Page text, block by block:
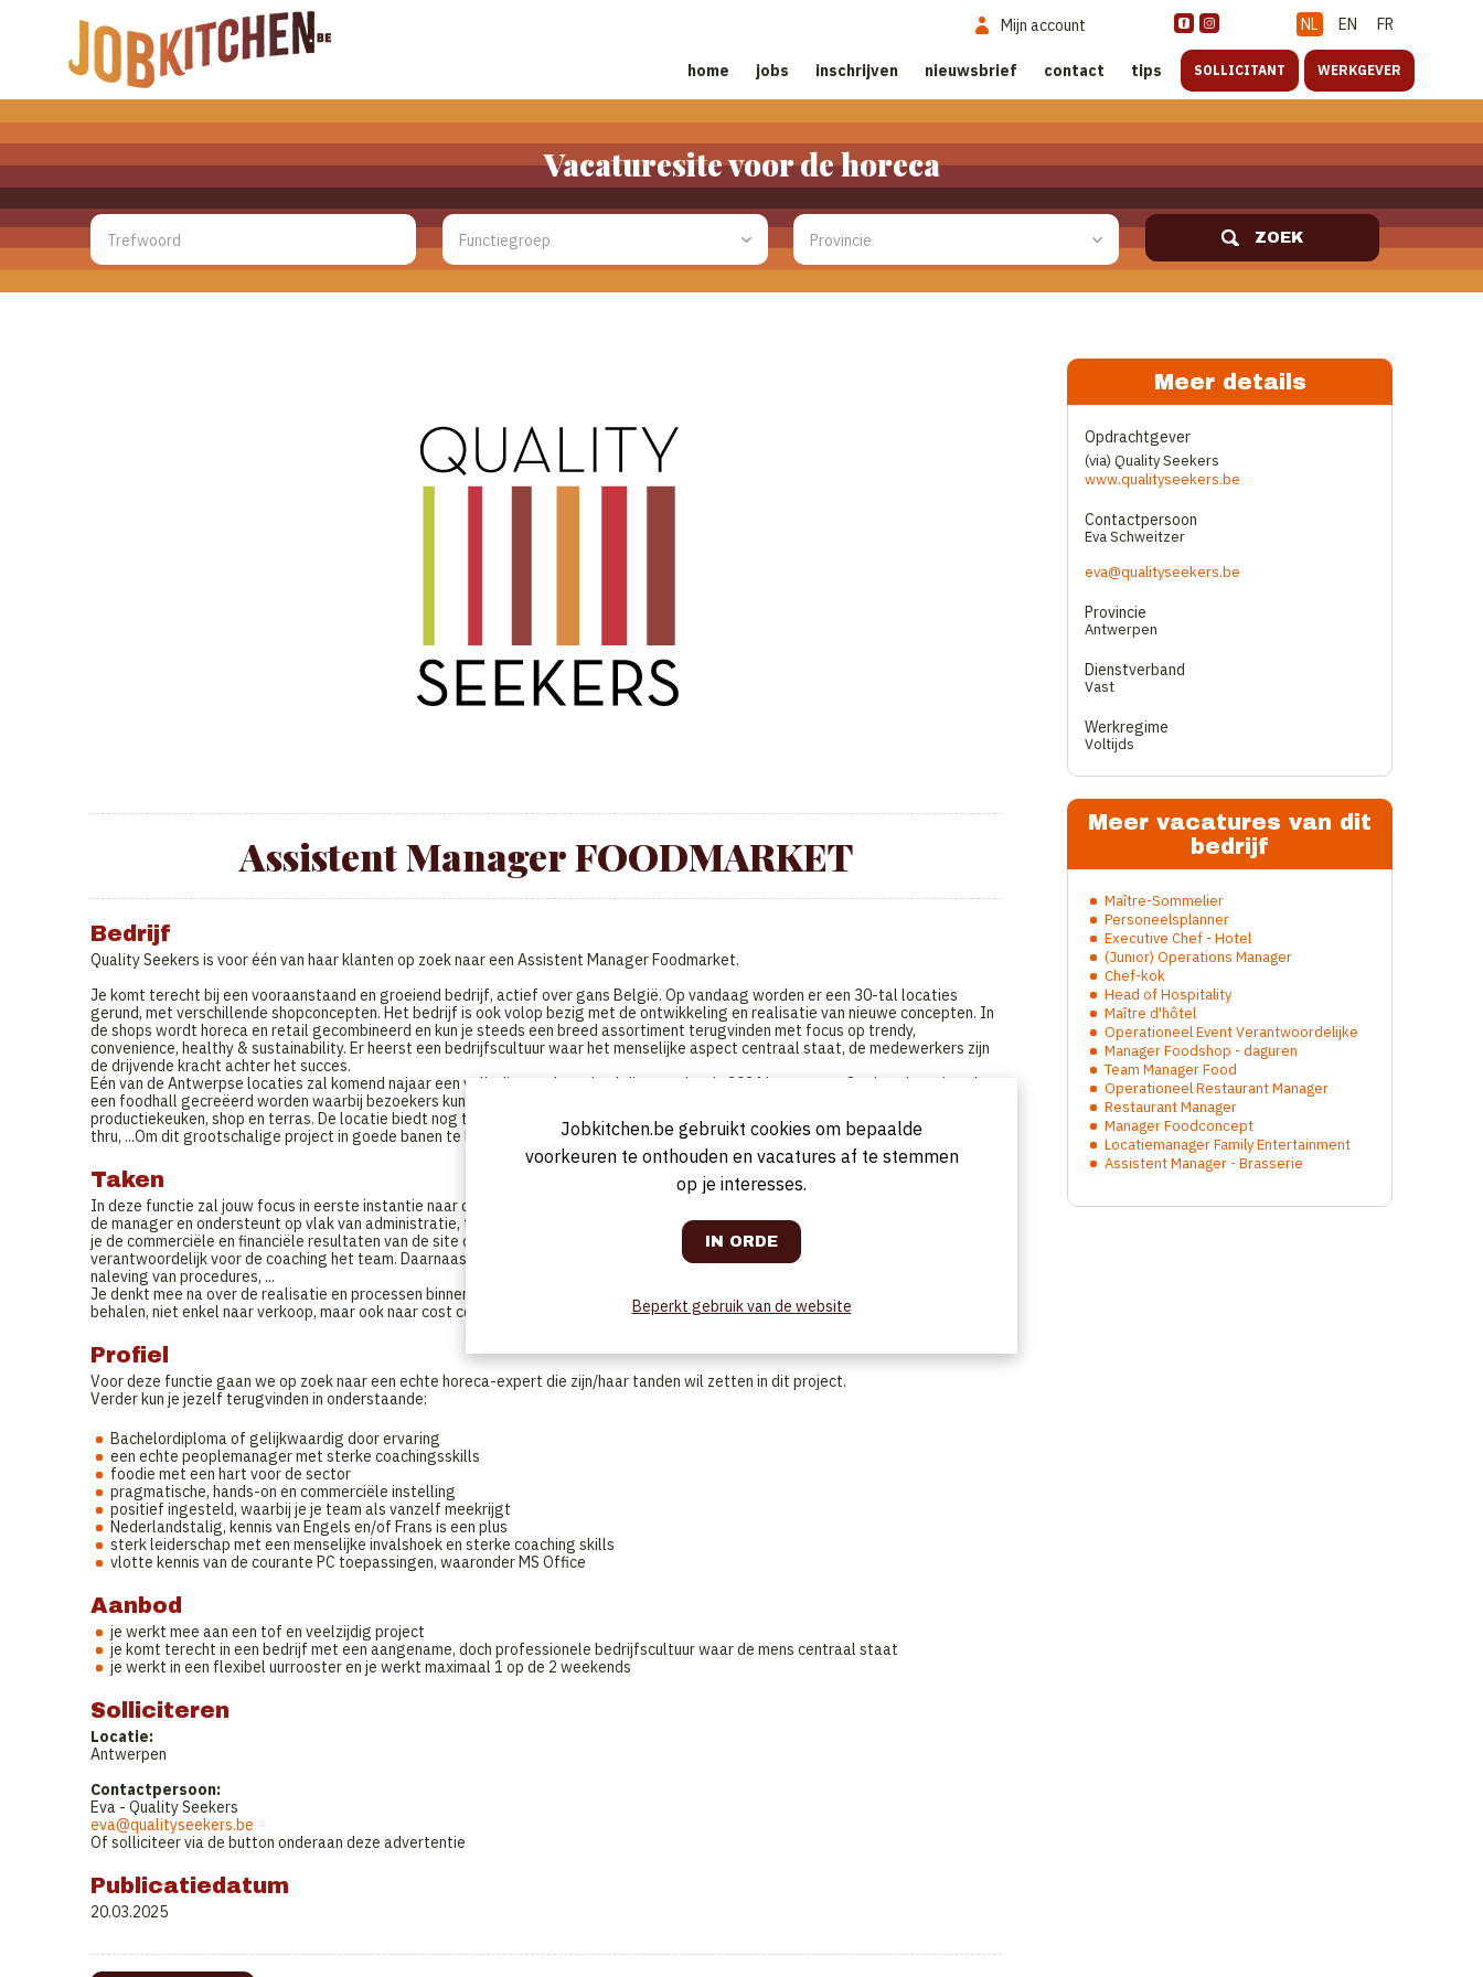
NL EN FR
Mijn account
home jobs inschrijven nieuwsbrief contact tips SOLLICITANT WERKGEVER
Vacaturesite voor de horeca
ZOEK
Assistent Manager FOODMARKET
Bedrijf
Quality Seekers is voor één van haar klanten op zoek naar een Assistent Manager Foodmarket.
Je komt terecht bij een vooraanstaand en groeiend bedrijf, actief over gans België. Op vandaag worden er een 30-tal locaties
gerund, met verschillende shopconcepten. Het bedrijf is ook volop bezig met de ontwikkeling en realisatie van nieuwe concepten. In
de shops wordt horeca en retail gecombineerd en kun je steeds een breed assortiment terugvinden met focus op trendy,
convenience, healthy & sustainability. Er heerst een bedrijfscultuur waar het menselijke aspect centraal staat, de medewerkers zijn
de drijvende kracht achter het succes.
Eén van de Antwerpse locaties zal komend najaar een volledige verbouwing krijgen en begin 2024 heropenen. Op deze locatie zal
een foodhall gecreëerd worden waarbij bezoekers kunnen kiezen tussen verschillende foodconcepten. Gekoppeld hieraan een
productiekeuken, shop en terras. De locatie biedt nog tal van mogelijkheden zoals het opzetten van delivery, eventueel een drive-
thru, ...Om dit grootschalige project in goede banen te leiden, gaan wij op naar een Assistent Manager.
Taken
In deze functie zal jouw focus in eerste instantie naar de operationele aansturing van het project gaan. Je bent de rechterhand van
de manager en ondersteunt op vlak van administratie, toezicht op leveringen en de dagelijkse operatie. Samen met de manager volg
je de commerciële en financiële resultaten van de site op. Je ondersteunt in de aanwerving van het personeel en bent
verantwoordelijk voor de coaching het team. Daarnaast zorg je voor de opvolging van customer experience, orde, netheid, hygiëne,
naleving van procedures, ...
Je denkt mee na over de realisatie en processen binnen het vernieuwde concept. Na opening is het doel om financiële resultaten te
behalen, niet enkel naar verkoop, maar ook naar cost control.
Profiel
Voor deze functie gaan we op zoek naar een echte horeca-expert die zijn/haar tanden wil zetten in dit project.
Verder kun je jezelf terugvinden in onderstaande:
Bachelordiploma of gelijkwaardig door ervaring
een echte peoplemanager met sterke coachingsskills
foodie met een hart voor de sector
pragmatische, hands-on en commerciële instelling
positief ingesteld, waarbij je je team als vanzelf meekrijgt
Nederlandstalig, kennis van Engels en/of Frans is een plus
sterk leiderschap met een menselijke invalshoek en sterke coaching skills
vlotte kennis van de courante PC toepassingen, waaronder MS Office
Aanbod
je werkt mee aan een tof en veelzijdig project
je komt terecht in een bedrijf met een aangename, doch professionele bedrijfscultuur waar de mens centraal staat
je werkt in een flexibel uurrooster en je werkt maximaal 1 op de 2 weekends
Solliciteren
Locatie:
Antwerpen
Contactpersoon:
Eva - Quality Seekers
eva@qualityseekers.be
Of solliciteer via de button onderaan deze advertentie
Publicatiedatum
20.03.2025
Meer details
Opdrachtgever
(via) Quality Seekers
www.qualityseekers.be
Contactpersoon
Eva Schweitzer
eva@qualityseekers.be
Provincie
Antwerpen
Dienstverband
Vast
Werkregime
Voltijds
Meer vacatures van dit
bedrijf
Maître-Sommelier
Personeelsplanner
Executive Chef - Hotel
(Junior) Operations Manager
Chef-kok
Head of Hospitality
Maître d'hôtel
Operationeel Event Verantwoordelijke
Manager Foodshop - daguren
Team Manager Food
Operationeel Restaurant Manager
Restaurant Manager
Manager Foodconcept
Locatiemanager Family Entertainment
Assistent Manager - Brasserie
Jobkitchen.be gebruikt cookies om bepaalde
voorkeuren te onthouden en vacatures af te stemmen
op je interesses.
Beperkt gebruik van de website